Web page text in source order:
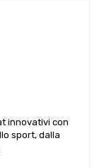
innovativi con
sport, dalla